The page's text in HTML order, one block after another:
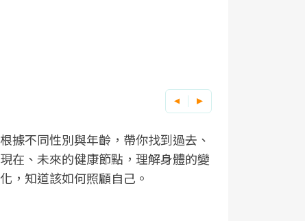
根據不同性別與年齡，帶你找到過去、
現在、未來的健康節點，理解身體的變
化，知道該如何照顧自己。